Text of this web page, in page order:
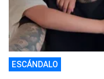
ESCÁNDALO